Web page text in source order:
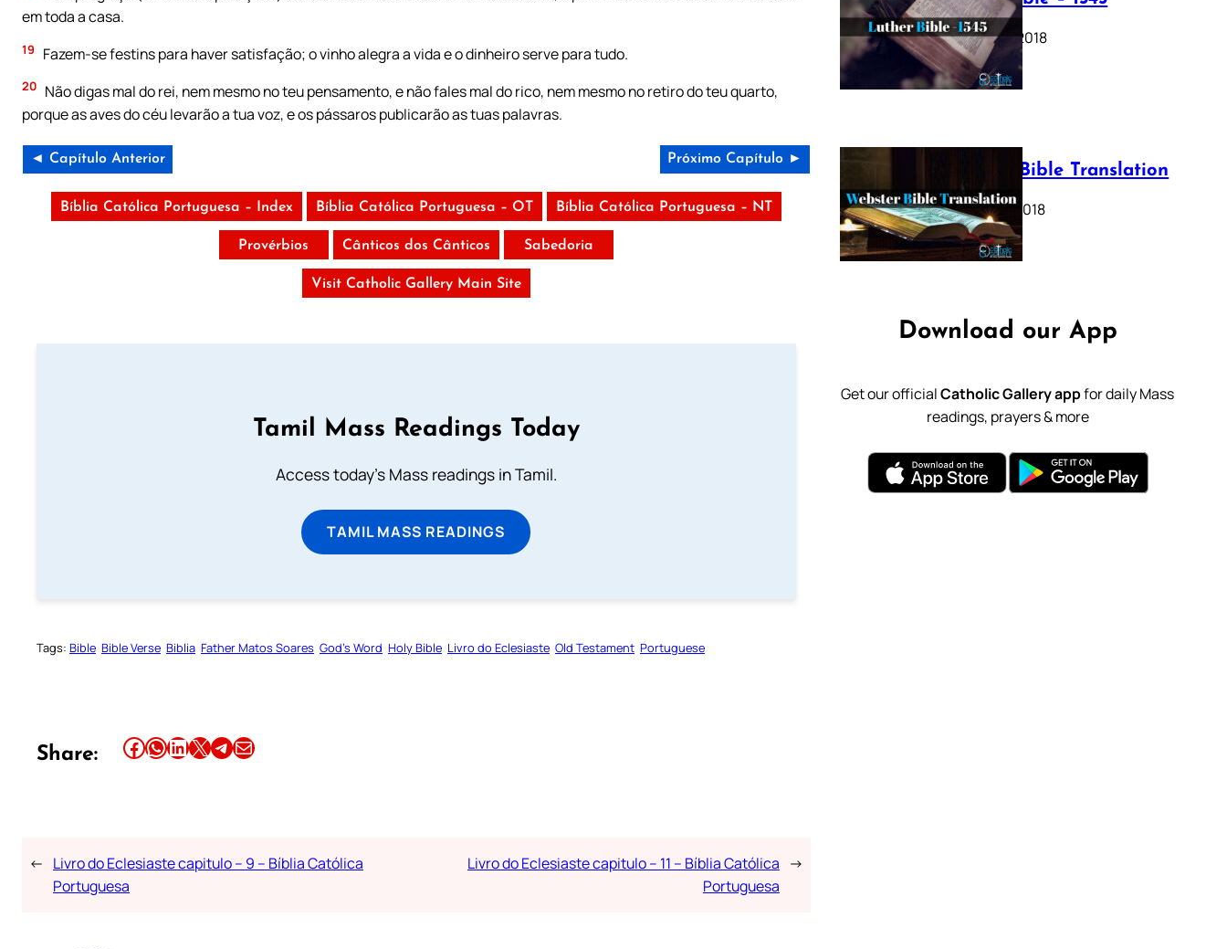
em toda a casa.
19 Fazem-se festins para haver satisfação; o vinho alegra a vida e o dinheiro serve para tudo.
20 Não digas mal do rei, nem mesmo no teu pensamento, e não fales mal do rico, nem mesmo no retiro do teu quarto,
porque as aves do céu levarão a tua voz, e os pássaros publicarão as tuas palavras.
◄ Capítulo Anterior Próximo Capítulo ►
Bíblia Católica Portuguesa – Index Bíblia Católica Portuguesa – OT Bíblia Católica Portuguesa – NT
Provérbios Cânticos dos Cânticos Sabedoria
Visit Catholic Gallery Main Site
Tamil Mass Readings Today
Access today's Mass readings in Tamil.
TAMIL MASS READINGS
Tags: Bible Bible Verse Biblia Father Matos Soares God’s Word Holy Bible Livro do Eclesiaste Old Testament Portuguese
Share: Share this article on Facebook Share this article on WhatsApp Share this article on LinkedIn Share this article on X Share this article on TelegramEmail this Article
← Livro do Eclesiaste capitulo – 9 – Bíblia Católica
Portuguesa
Livro do Eclesiaste capitulo – 11 – Bíblia Católica
Portuguesa
→
October 17, 2018
Webster Bible Translation
October 11, 2018
Download our App
Get our officialCatholic Gallery appfor daily Mass
readings, prayers & more